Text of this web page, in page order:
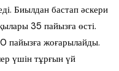
Биылдан бастап әскери
35 пайызға өсті.
пайызға жоғарылайды.
үшін тұрғын үй